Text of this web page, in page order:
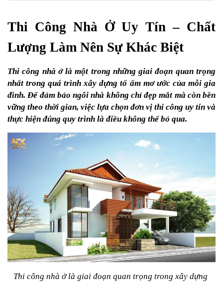
Thi Công Nhà Ở Uy Tín – Chất
Lượng Làm Nên Sự Khác Biệt
Thi công nhà ở là một trong những giai đoạn quan trọng
nhất trong quá trình xây dựng tổ ấm mơ ước của mỗi gia
đình. Để đảm bảo ngôi nhà không chỉ đẹp mắt mà còn bền
vững theo thời gian, việc lựa chọn đơn vị thi công uy tín và
thực hiện đúng quy trình là điều không thể bỏ qua.
Thi công nhà ở là giai đoạn quan trọng trong xây dựng